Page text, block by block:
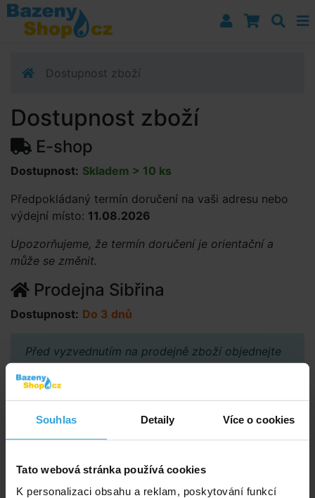
Souhlas Detaily Více o cookies
Tato webová stránka používá cookies
K personalizaci obsahu a reklam, poskytování funkcí
Přejít k navigaci
Přejít na obsah
Přejít k postrannímu sloupci
Dostupnost zboží
Dostupnost zboží
E-shop
Dostupnost: Skladem > 10 ks
Předpokládaný termín doručení na vaši adresu nebo
výdejní místo: 11.08.2026
Upozorňujeme, že termín doručení je orientační a
může se změnit.
Prodejna Sibřina
Dostupnost: Do 3 dnů
Před vyzvednutím na prodejně zboží objednejte
vyzvednutí.
Poradíme vám!
+420 281 974 297